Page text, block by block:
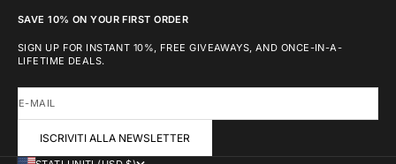
SAVE 10% ON YOUR FIRST ORDER
SIGN UP FOR INSTANT 10%, FREE GIVEAWAYS, AND ONCE-IN-A-
LIFETIME DEALS.
E-MAIL
ISCRIVITI ALLA NEWSLETTER